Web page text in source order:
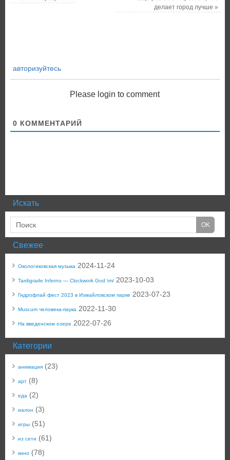
делает город лучше»
авторизуйтесь
Please login to comment
0 КОММЕНТАРИЙ
Искать
Свежее
Окологиковская музыка 2024-11-24
Tardigrade Inferno — Clockwork God \m/ 2023-10-03
Гидрофлай фест 2023 в Измайловском парке 2023-07-23
Muscum человека-паука 2022-11-30
На введенском озере 2022-07-26
Категории
анимация (23)
арт (8)
еда (2)
иалон (3)
игры (51)
из сети (61)
кино (78)